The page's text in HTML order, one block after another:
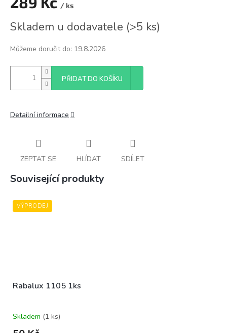
/ ks
cena:
Skladem u dodavatele (>5 ks)
Můžeme doručit do: 19.8.2026
PŘIDAT DO KOŠÍKU
Detailní informace
ZEPTAT SE HLÍDAT SDÍLET
Související produkty
VÝPRODEJ
Rabalux 1105 1ks
Skladem (1 ks)